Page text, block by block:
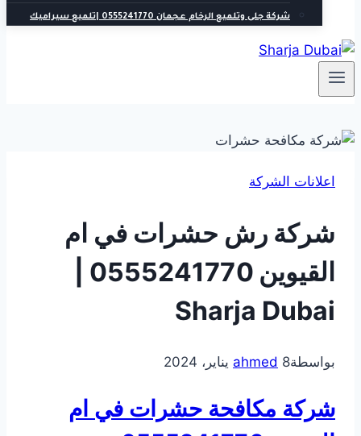
شركة جلى وتلميع الرخام عجمان 0555241770 |تلميع سيراميك
اعلانات الشركة
شركة رش حشرات في ام
Sharja Dubai
بواسطة ahmed 8 يناير، 2024
شركة مكافحة حشرات في ام